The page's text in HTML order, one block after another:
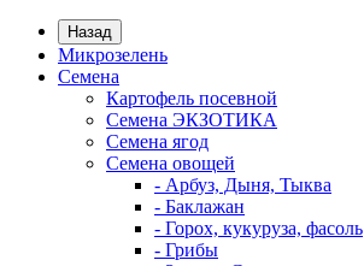
Назад
Микрозелень
Семена
Картофель посевной
Семена ЭКЗОТИКА
Семена ягод
Семена овощей
- Арбуз, Дыня, Тыква
- Баклажан
- Горох, кукуруза, фасоль
- Грибы